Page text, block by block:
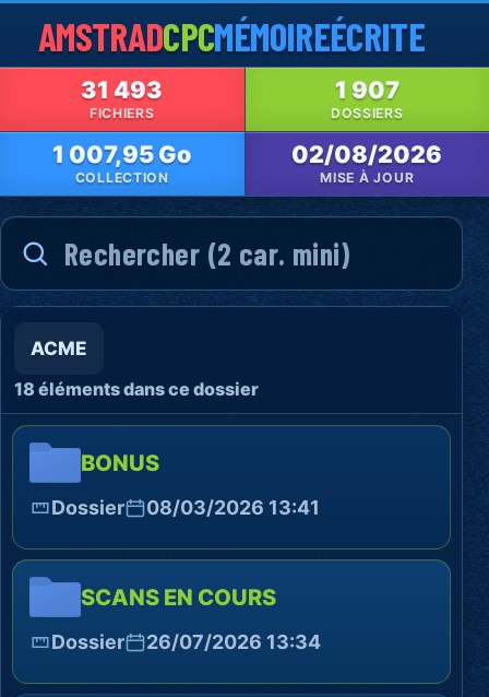
AMSTRADCPCMÉMOIREÉCRITE
31 493
FICHIERS
1 907
DOSSIERS
1 007,95 Go
COLLECTION
02/08/2026
MISE À JOUR
ACME
18 éléments dans ce dossier
BONUS
Dossier 08/03/2026 13:41
SCANS EN COURS
Dossier 26/07/2026 13:34